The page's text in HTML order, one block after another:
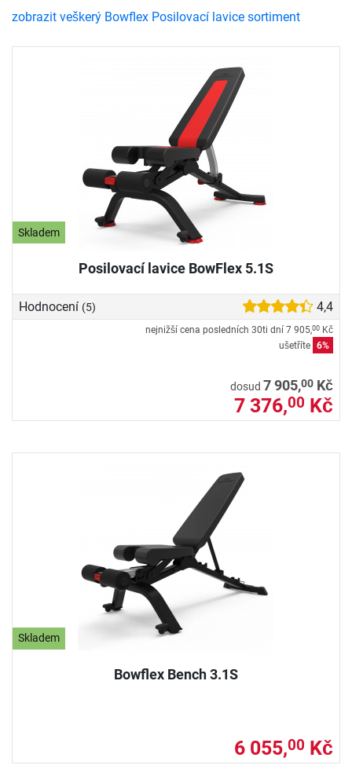
Skladem
Posilovací lavice BowFlex 5.1S
Hodnocení (5) 4,4
nejnižší cena posledních 30ti dní 7 905,00 Kč
ušetříte 6%
dosud 7 905,00 Kč
7 376,00 Kč
Skladem
Bowflex Bench 3.1S
6 055,00 Kč
zobrazit veškerý Bowflex Posilovací lavice sortiment